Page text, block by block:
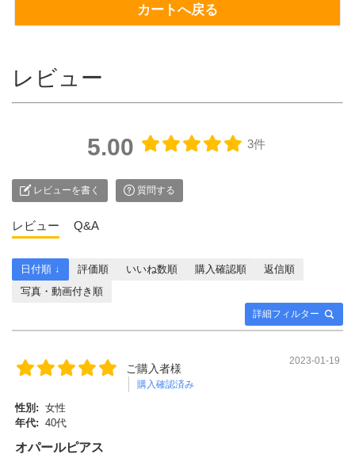
カートへ戻る
レビュー
5.00 3件
レビューを書く 質問する
レビュー Q&A
詳細フィルター
日付順 ↓ 評価順 いいね数順 購入確認順
返信順
写真・動画付き順
ご購入者様
購入確認済み
2023-01-19
性別: 女性
年代: 40代
オパールピアス